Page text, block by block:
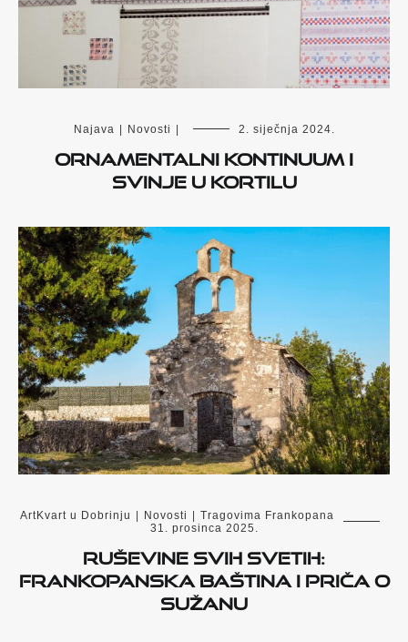
Najava | Novosti | 2. siječnja 2024.
Ornamentalni kontinuum i
Svinje u Kortilu
ArtKvart u Dobrinju | Novosti | Tragovima Frankopana
31. prosinca 2025.
Ruševine Svih svetih:
Frankopanska baština i priča o
Sužanu